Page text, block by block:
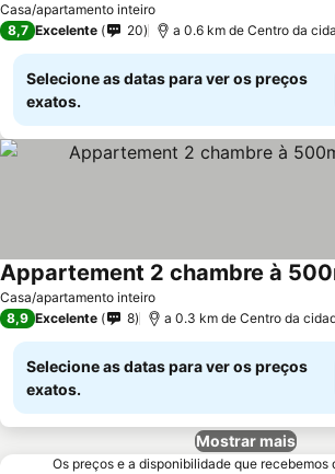
Casa/apartamento inteiro
8,7 Excelente 20 a 0.6 km de Centro da
Selecione as datas para ver os preços
exatos.
Casa/apartamento inteiro
Appartement 2 chambre à
8,9 Excelente 8 a 0.3 km de Centro da
Selecione as datas para ver os preços
exatos.
Mostrar mais
Os preços e a disponibilidade que recebemos